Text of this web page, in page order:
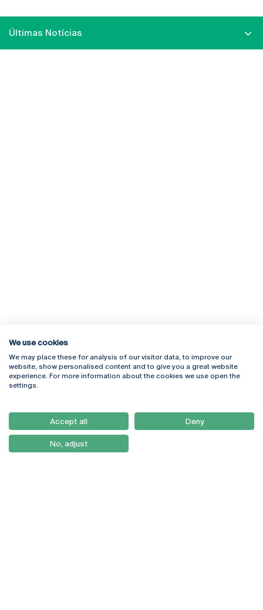
Últimas Notícias
Rua Diogo Botelho 1327
4169-005 Porto
+351 226 196 240
Campus Online
Webmail
Como Chegar
Newsletter
We use cookies
We may place these for analysis of our visitor data, to improve our
website, show personalised content and to give you a great website
experience. For more information about the cookies we use open the
settings.
Accept all Deny
No, adjust